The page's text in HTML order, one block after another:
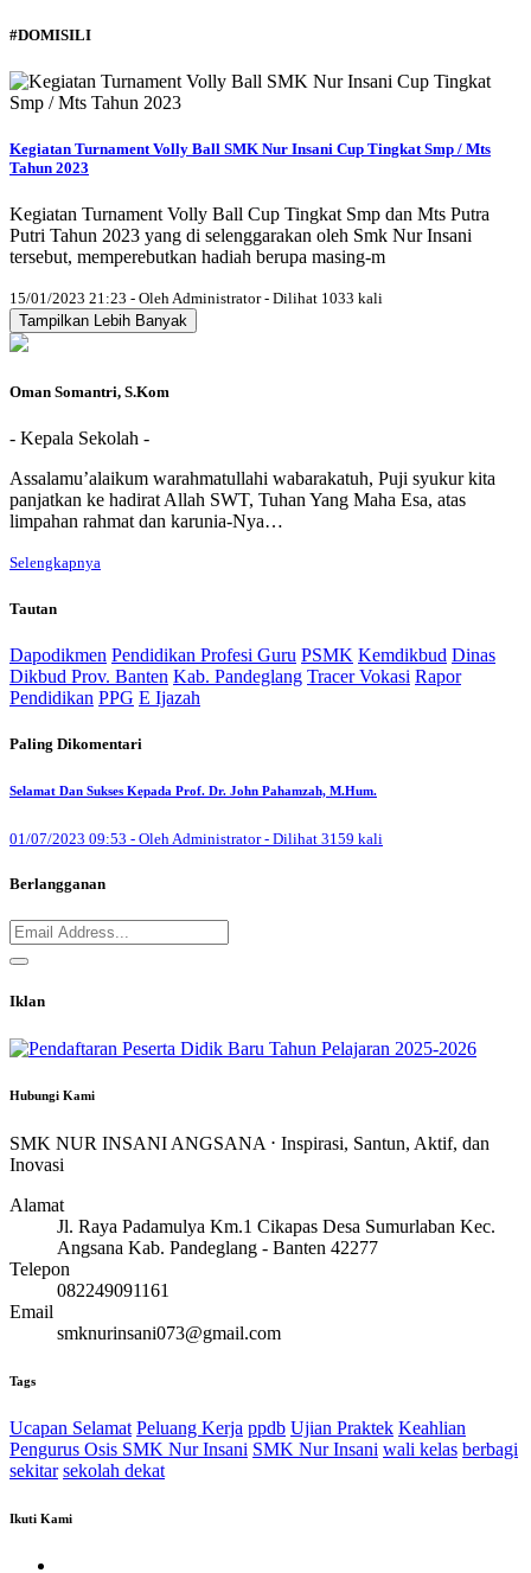
#DOMISILI
Kegiatan Turnament Volly Ball SMK Nur Insani Cup Tingkat Smp / Mts
Tahun 2023
Kegiatan Turnament Volly Ball Cup Tingkat Smp dan Mts Putra
Putri Tahun 2023 yang di selenggarakan oleh Smk Nur Insani
tersebut, memperebutkan hadiah berupa masing-m
15/01/2023 21:23 - Oleh Administrator - Dilihat 1033 kali
Tampilkan Lebih Banyak
Oman Somantri, S.Kom
- Kepala Sekolah -
Assalamu’alaikum warahmatullahi wabarakatuh, Puji syukur kita
panjatkan ke hadirat Allah SWT, Tuhan Yang Maha Esa, atas
limpahan rahmat dan karunia-Nya…
Selengkapnya
Tautan
Dapodikmen Pendidikan Profesi Guru PSMK Kemdikbud Dinas
Dikbud Prov. Banten Kab. Pandeglang Tracer Vokasi Rapor
Pendidikan PPG E Ijazah
Paling Dikomentari
Selamat Dan Sukses Kepada Prof. Dr. John Pahamzah, M.Hum.
01/07/2023 09:53 - Oleh Administrator - Dilihat 3159 kali
Berlangganan
Iklan
Hubungi Kami
SMK NUR INSANI ANGSANA ⋅ Inspirasi, Santun, Aktif, dan
Inovasi
Alamat
Jl. Raya Padamulya Km.1 Cikapas Desa Sumurlaban Kec.
Angsana Kab. Pandeglang - Banten 42277
Telepon
082249091161
Email
smknurinsani073@gmail.com
Tags
Ucapan Selamat Peluang Kerja ppdb Ujian Praktek Keahlian
Pengurus Osis SMK Nur Insani SMK Nur Insani wali kelas berbagi
sekitar sekolah dekat
Ikuti Kami